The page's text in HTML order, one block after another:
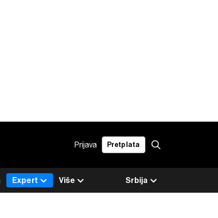
Prijava Pretplata
Srbija
Expert Više